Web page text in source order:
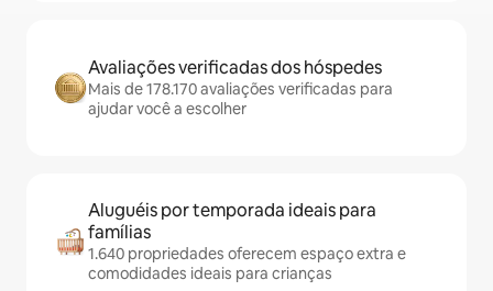
Avaliações verificadas dos hóspedes
Mais de 178.170 avaliações verificadas para
ajudar você a escolher
Aluguéis por temporada ideais para
famílias
1.640 propriedades oferecem espaço extra e
comodidades ideais para crianças